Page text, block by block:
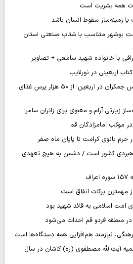
همه بشریت است
زمینه‌ساز سقوط انسان باشد
بوشهر متناسب با شتاب صنعتی استان
با خانواده شهید سامعی + تصاویر
کارنامه موکب مسجد مقدس جمکران در اربعین؛ از ۵۰ هزار پرس غذای
زیارتی آرام و معنوی برای زائران سامرا…
کشور است / دشمن به هیچ تعهدی
مهمترن برکات انفاق است
امت اسلامی به قائد شهید بود
در منطقه فردو قم احداث می‌شود
نیازمند هم‌افزایی همه دستگاه‌ها است
آیت‌الله مصطفوی (ره) کاشان در سال